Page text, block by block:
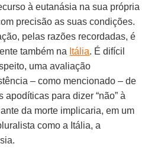
à eutanásia na sua própria
precisão as suas condições.
pelas razões recordadas, é
também na Itália. É difícil
uma avaliação
– como mencionado – de
apodíticas para dizer “não” à
da morte implicaria, em um
como a Itália, a